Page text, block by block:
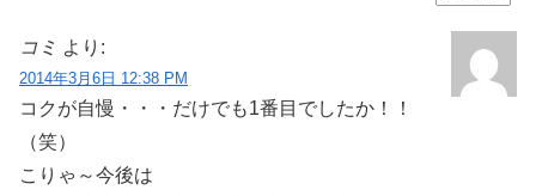
コミ より:
2014年3月6日 12:38 PM
コクが自慢・・・だけでも1番目でしたか！！
（笑）
こりゃ～今後は